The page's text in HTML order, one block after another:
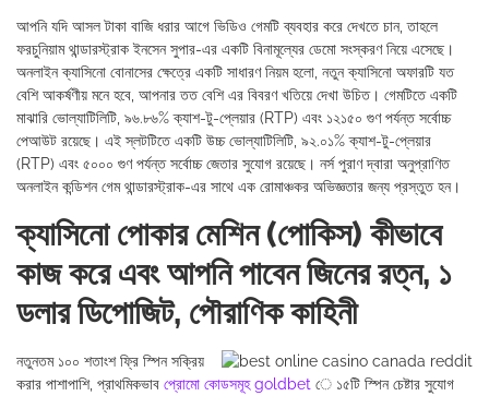
আপনি যদি আসল টাকা বাজি ধরার আগে ভিডিও গেমটি ব্যবহার করে দেখতে চান, তাহলে
ফরচুনিয়াম থান্ডারস্ট্রাক ইনসেন সুপার-এর একটি বিনামূল্যের ডেমো সংস্করণ নিয়ে এসেছে।
অনলাইন ক্যাসিনো বোনাসের ক্ষেত্রে একটি সাধারণ নিয়ম হলো, নতুন ক্যাসিনো অফারটি যত
বেশি আকর্ষণীয় মনে হবে, আপনার তত বেশি এর বিবরণ খতিয়ে দেখা উচিত। গেমটিতে একটি
মাঝারি ভোল্যাটিলিটি, ৯৬.৮৬% ক্যাশ-টু-প্লেয়ার (RTP) এবং ১২১৫০ গুণ পর্যন্ত সর্বোচ্চ
পেআউট রয়েছে। এই স্লটটিতে একটি উচ্চ ভোল্যাটিলিটি, ৯২.০১% ক্যাশ-টু-প্লেয়ার
(RTP) এবং ৫০০০ গুণ পর্যন্ত সর্বোচ্চ জেতার সুযোগ রয়েছে। নর্স পুরাণ দ্বারা অনুপ্রাণিত
অনলাইন কন্ডিশন গেম থান্ডারস্ট্রাক-এর সাথে এক রোমাঞ্চকর অভিজ্ঞতার জন্য প্রস্তুত হন।
ক্যাসিনো পোকার মেশিন (পোকিস) কীভাবে
কাজ করে এবং আপনি পাবেন জিনের রত্ন, ১
ডলার ডিপোজিট, পৌরাণিক কাহিনী
নতুনতম ১০০ শতাংশ ফ্রি স্পিন সক্রিয়
করার পাশাপাশি, প্রাথমিকভাব প্রোমো কোডসমূহ goldbet ে ১৫টি স্পিন চেষ্টার সুযোগ